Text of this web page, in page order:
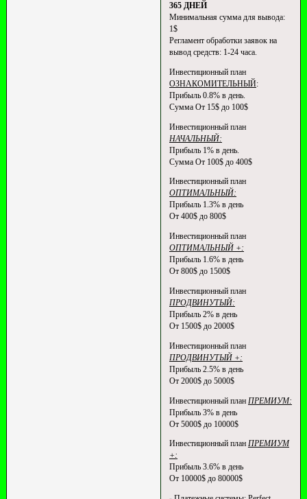
365 ДНЕЙ
Минимальная сумма для вывода:
1$
Регламент обработки заявок на
вывод средств: 1-24 часа.
Инвестиционный план
ОЗНАКОМИТЕЛЬНЫЙ:
Прибыль 0.8% в день.
Сумма От 15$ до 100$
Инвестиционный план
НАЧАЛЬНЫЙ:
Прибыль 1% в день.
Сумма От 100$ до 400$
Инвестиционный план
ОПТИМАЛЬНЫЙ:
Прибыль 1.3% в день
От 400$ до 800$
Инвестиционный план
ОПТИМАЛЬНЫЙ +:
Прибыль 1.6% в день
От 800$ до 1500$
Инвестиционный план
ПРОДВИНУТЫЙ:
Прибыль 2% в день
От 1500$ до 2000$
Инвестиционный план
ПРОДВИНУТЫЙ +:
Прибыль 2.5% в день
От 2000$ до 5000$
Инвестиционный план ПРЕМИУМ:
Прибыль 3% в день
От 5000$ до 10000$
Инвестиционный план ПРЕМИУМ
+:
Прибыль 3.6% в день
От 10000$ до 80000$